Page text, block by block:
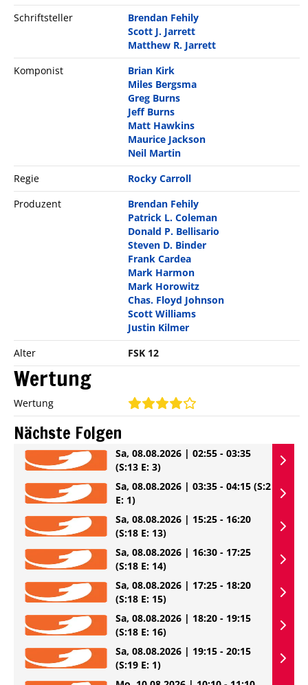
Schriftsteller
Brendan Fehily
Scott J. Jarrett
Matthew R. Jarrett
Komponist
Brian Kirk
Miles Bergsma
Greg Burns
Jeff Burns
Matt Hawkins
Maurice Jackson
Neil Martin
Regie
Rocky Carroll
Produzent
Brendan Fehily
Patrick L. Coleman
Donald P. Bellisario
Steven D. Binder
Frank Cardea
Mark Harmon
Mark Horowitz
Chas. Floyd Johnson
Scott Williams
Justin Kilmer
Alter
FSK 12
Wertung
Wertung
Nächste Folgen
Sa, 08.08.2026 | 02:55 - 03:35
(S:13 E: 3)
Sa, 08.08.2026 | 03:35 - 04:15 (S:2
E: 1)
Sa, 08.08.2026 | 15:25 - 16:20
(S:18 E: 13)
Sa, 08.08.2026 | 16:30 - 17:25
(S:18 E: 14)
Sa, 08.08.2026 | 17:25 - 18:20
(S:18 E: 15)
Sa, 08.08.2026 | 18:20 - 19:15
(S:18 E: 16)
Sa, 08.08.2026 | 19:15 - 20:15
(S:19 E: 1)